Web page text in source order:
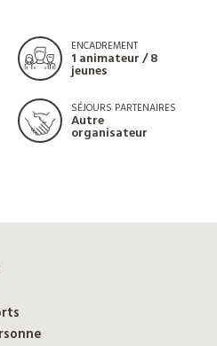
ENCADREMENT
1 animateur / 8
jeunes
SÉJOURS PARTENAIRES
Autre
organisateur